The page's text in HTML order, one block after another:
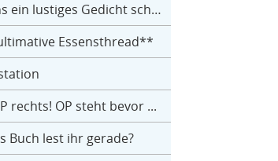
Gedicht schreiben- jeder einen Satz
Essensthread**
rechts! OP steht bevor ...
Buch lest ihr gerade?